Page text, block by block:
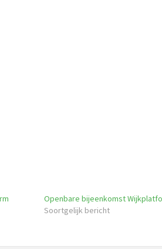
Openbare bijeenkomst
Soortgelijk bericht